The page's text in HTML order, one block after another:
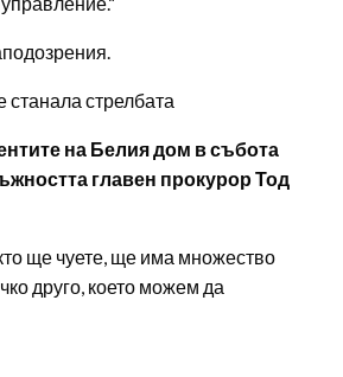
станала стрелбата
на Белия дом в събота
главен прокурор Тод
ще чуете, ще има множество
друго, което можем да